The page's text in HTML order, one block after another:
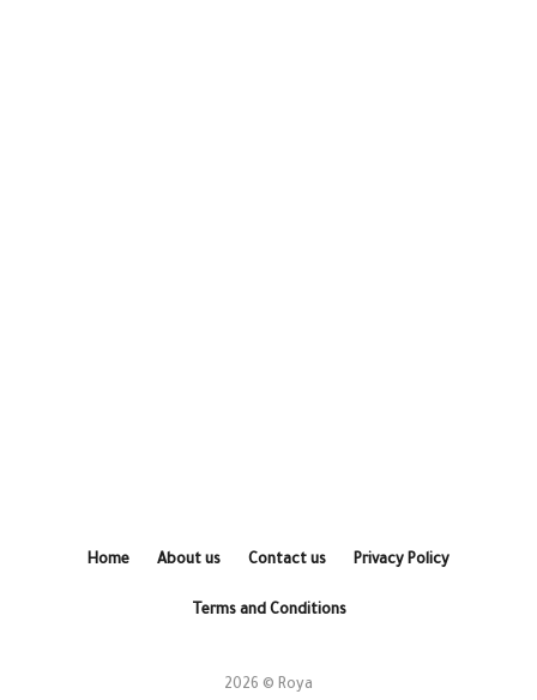
Home About us Contact us Privacy Policy
Terms and Conditions
2026 © Roya